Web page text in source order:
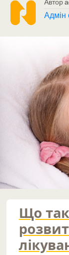
Автор
Адмін
Що